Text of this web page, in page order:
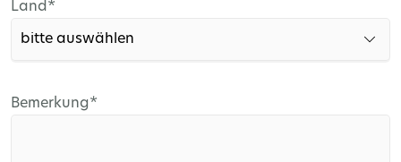
Pflichtfeld
Land*
Pflichtfeld
Bemerkung*